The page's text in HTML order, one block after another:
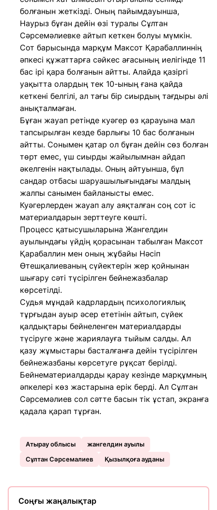
болғанын жеткізді. Оның пайымдауынша,
Наурыз бұған дейін өзі туралы Сұлтан
Сәрсемәлиевке айтып кеткен болуы мүмкін.
Сот барысында марқұм Максот Қарабаллиннің
әпкесі құжаттарға сәйкес ағасының иелігінде 11
бас ірі қара болғанын айтты. Алайда қазіргі
уақытта олардың тек 10-ының ғана қайда
кеткені белгілі, ал тағы бір сиырдың тағдыры әлі
анықталмаған.
Бұған жауап ретінде куәгер өз қарауына мал
тапсырылған кезде барлығы 10 бас болғанын
айтты. Сонымен қатар ол бұған дейін сөз болған
төрт емес, үш сиырды жайылымнан айдап
әкелгенін нақтылады. Оның айтуынша, бұл
сандар отбасы шаруашылығындағы малдың
жалпы санымен байланысты емес.
Куәгерлерден жауап алу аяқталған соң сот іс
материалдарын зерттеуге көшті.
Процесс қатысушыларына Жангелдин
ауылындағы үйдің қорасынан табылған Максот
Қарабаллин мен оның жұбайы Нәсіп
Өтешқалиеваның сүйектерін жер қойнынан
шығару сәті түсірілген бейнежазбалар
көрсетілді.
Судья мұндай кадрлардың психологиялық
тұрғыдан ауыр әсер ететінін айтып, сүйек
қалдықтары бейнеленген материалдарды
түсіруге және жариялауға тыйым салды. Ал
қазу жұмыстары басталғанға дейін түсірілген
бейнежазбаны көрсетуге рұқсат берілді.
Бейнематериалдарды қарау кезінде марқұмның
әпкелері көз жастарына ерік берді. Ал Сұлтан
Сәрсемәлиев сол сәтте басын тік ұстап, экранға
қадала қарап тұрған.
Атырау облысы
жангелдин ауылы
Сұлтан Сәрсемалиев
Қызылқоға ауданы
Соңғы жаңалықтар